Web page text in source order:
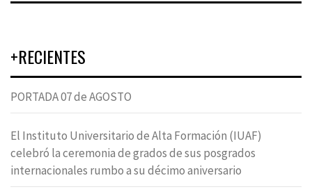
+RECIENTES
PORTADA 07 de AGOSTO
El Instituto Universitario de Alta Formación (IUAF)
celebró la ceremonia de grados de sus posgrados
internacionales rumbo a su décimo aniversario